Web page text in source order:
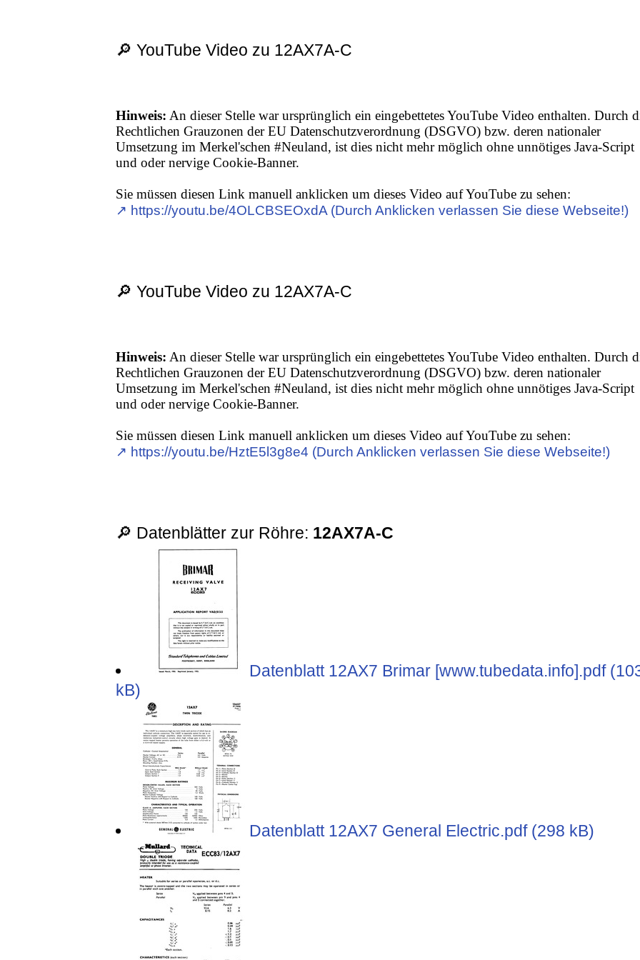
🔎 YouTube Video zu 12AX7A-C
Hinweis: An dieser Stelle war ursprünglich ein eingebettetes YouTube Video enthalten. Durch
Rechtlichen Grauzonen der EU Datenschutzverordnung (DSGVO) bzw. deren nationaler
Umsetzung im Merkel'schen #Neuland, ist dies nicht mehr möglich ohne unnötiges Java-Script
und oder nervige Cookie-Banner.
Sie müssen diesen Link manuell anklicken um dieses Video auf YouTube zu sehen:
↗︎ https://youtu.be/4OLCBSEOxdA (Durch Anklicken verlassen Sie diese Webseite!)
🔎 YouTube Video zu 12AX7A-C
Hinweis: An dieser Stelle war ursprünglich ein eingebettetes YouTube Video enthalten. Durch
Rechtlichen Grauzonen der EU Datenschutzverordnung (DSGVO) bzw. deren nationaler
Umsetzung im Merkel'schen #Neuland, ist dies nicht mehr möglich ohne unnötiges Java-Script
und oder nervige Cookie-Banner.
Sie müssen diesen Link manuell anklicken um dieses Video auf YouTube zu sehen:
↗︎ https://youtu.be/HztE5l3g8e4 (Durch Anklicken verlassen Sie diese Webseite!)
🔎 Datenblätter zur Röhre: 12AX7A-C
Datenblatt 12AX7 Brimar [www.tubedata.info].pdf
kB)
Datenblatt 12AX7 General Electric.pdf (298 kB)